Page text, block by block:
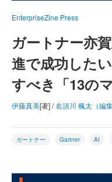
EnterpriseZine Press
ガートナー亦
進で成功した
すべき「13の
伊藤真美[著] /名須川 楓太（編集
ガートナー Gartner AI